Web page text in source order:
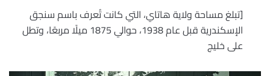
[تبلغ مساحة ولاية هاتاي، التي كانت تُعرف باسم سنجق
الإسكندرية قبل عام 1938، حوالي 1875 ميلًا مربعًا، وتطل
على خليج